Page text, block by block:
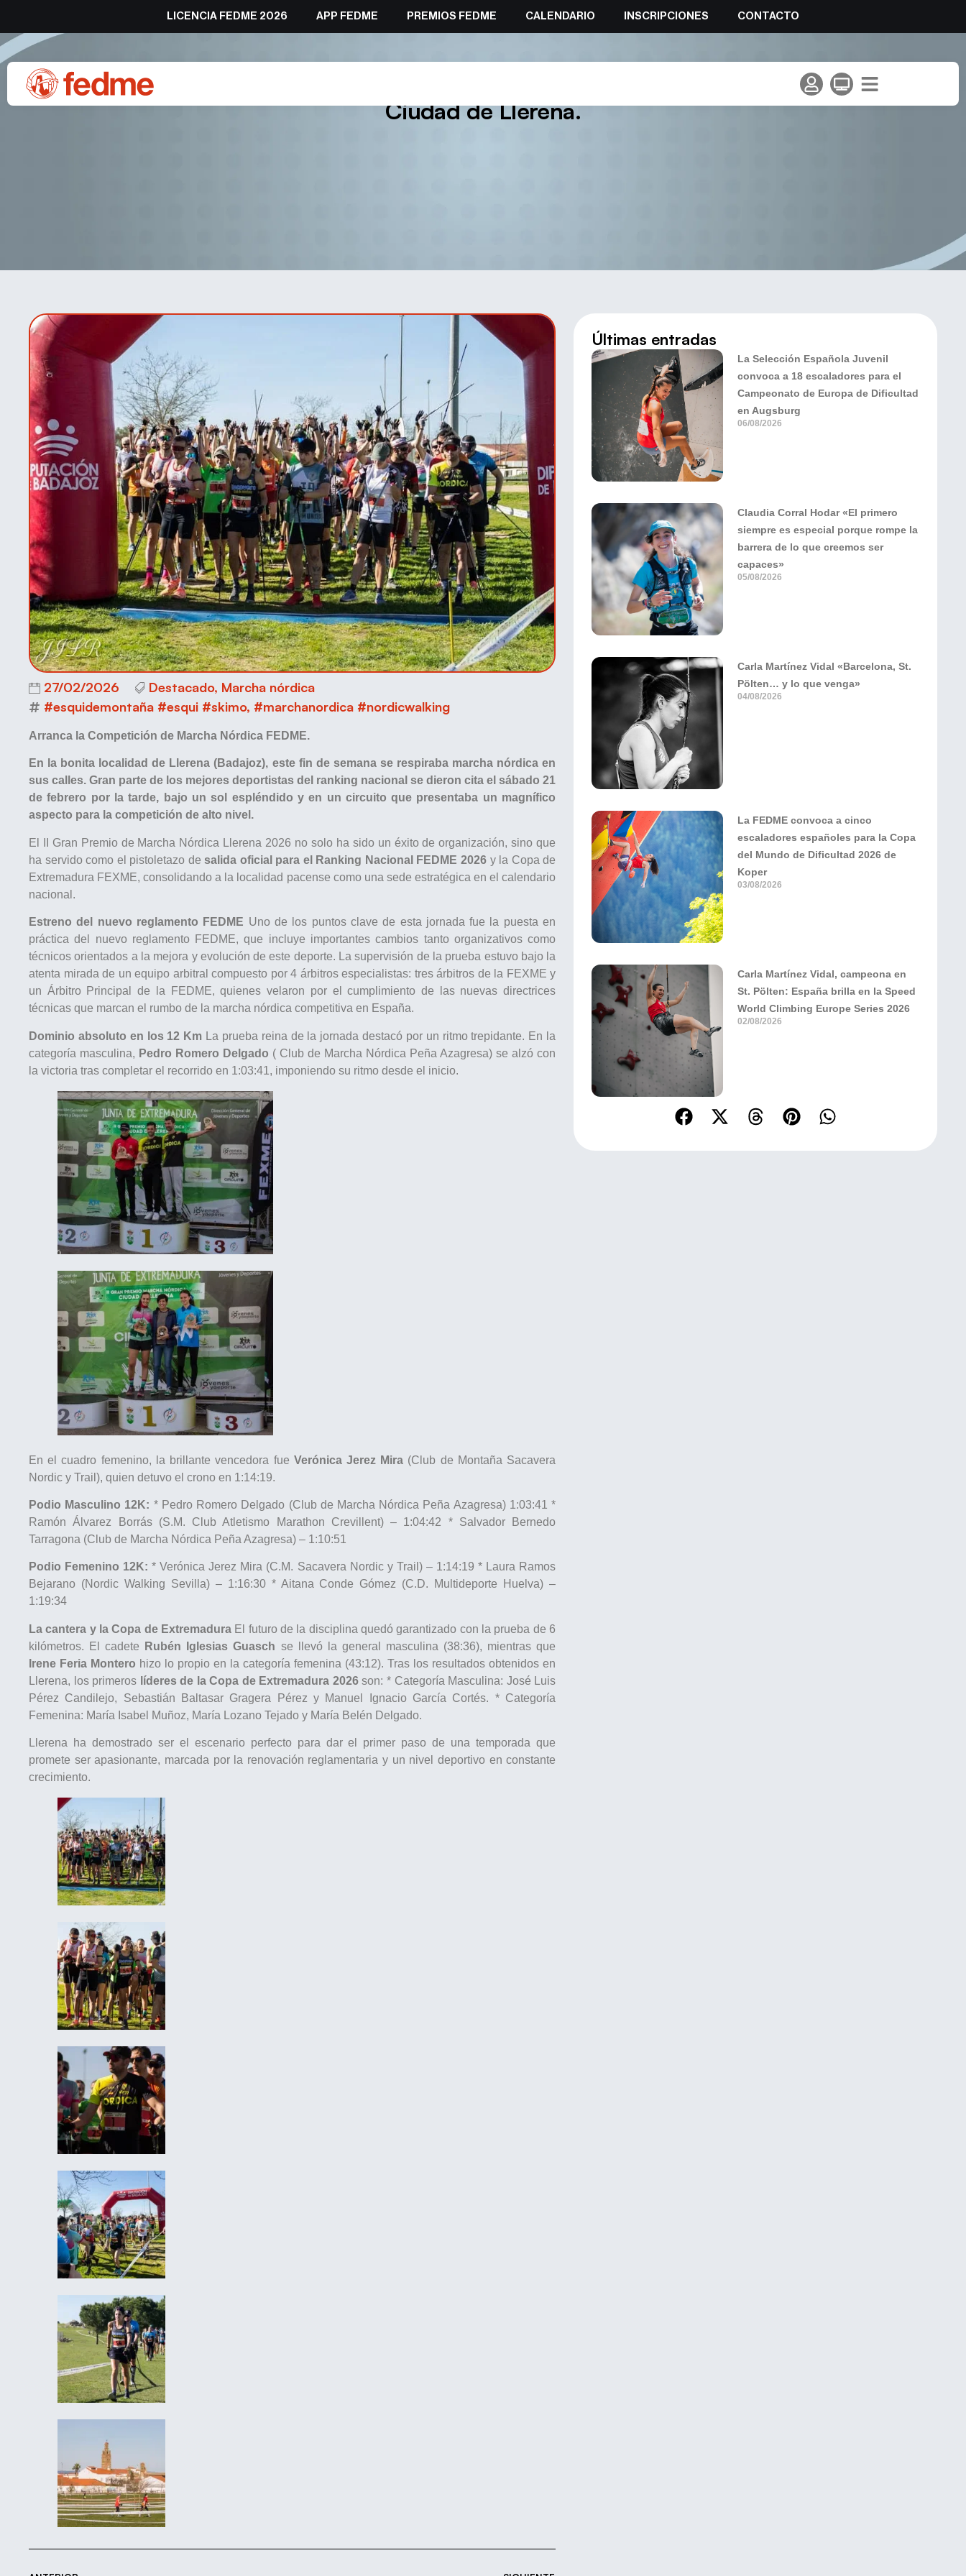
LICENCIA FEDME 2026 APP FEDME PREMIOS FEDME CALENDARIO INSCRIPCIONES CONTACTO
Victoria de Verónica Jeréz y Pedro Romero en el II Gran Premio de Marcha Nórdica
Ciudad de Llerena.
27/02/2026 Destacado, Marcha nórdica
#esquidemontaña #esqui #skimo, #marchanordica #nordicwalking
Arranca la Competición de Marcha Nórdica FEDME.
En la bonita localidad de Llerena (Badajoz), este fin de semana se respiraba marcha nórdica en
sus calles. Gran parte de los mejores deportistas del ranking nacional se dieron cita el sábado 21
de febrero por la tarde, bajo un sol espléndido y en un circuito que presentaba un magnífico
aspecto para la competición de alto nivel.
El II Gran Premio de Marcha Nórdica Llerena 2026 no solo ha sido un éxito de organización, sino que
ha servido como el pistoletazo desalida oficial para el Ranking Nacional FEDME 2026 y la Copa de
Extremadura FEXME, consolidando a la localidad pacense como una sede estratégica en el calendario
nacional.
Estreno del nuevo reglamento FEDME Uno de los puntos clave de esta jornada fue la puesta en
práctica del nuevo reglamento FEDME, que incluye importantes cambios tanto organizativos como
técnicos orientados a la mejora y evolución de este deporte. La supervisión de la prueba estuvo bajo la
atenta mirada de un equipo arbitral compuesto por 4 árbitros especialistas: tres árbitros de la FEXME y
un Árbitro Principal de la FEDME, quienes velaron por el cumplimiento de las nuevas directrices
técnicas que marcan el rumbo de la marcha nórdica competitiva en España.
Dominio absoluto en los 12 Km La prueba reina de la jornada destacó por un ritmo trepidante. En la
categoría masculina, Pedro Romero Delgado ( Club de Marcha Nórdica Peña Azagresa) se alzó con
la victoria tras completar el recorrido en 1:03:41, imponiendo su ritmo desde el inicio.
En el cuadro femenino, la brillante vencedora fue Verónica Jerez Mira (Club de Montaña Sacavera
Nordic y Trail), quien detuvo el crono en 1:14:19.
Podio Masculino 12K: * Pedro Romero Delgado (Club de Marcha Nórdica Peña Azagresa) 1:03:41 *
Ramón Álvarez Borrás (S.M. Club Atletismo Marathon Crevillent) – 1:04:42 * Salvador Bernedo
Tarragona (Club de Marcha Nórdica Peña Azagresa) – 1:10:51
Podio Femenino 12K: * Verónica Jerez Mira (C.M. Sacavera Nordic y Trail) – 1:14:19 * Laura Ramos
Bejarano (Nordic Walking Sevilla) – 1:16:30 * Aitana Conde Gómez (C.D. Multideporte Huelva) –
1:19:34
La cantera y la Copa de Extremadura El futuro de la disciplina quedó garantizado con la prueba de 6
kilómetros. El cadete
Rubén Iglesias Guasch se llevó la general masculina (38:36), mientras que
Irene Feria Montero hizo lo propio en la categoría femenina (43:12). Tras los resultados obtenidos en
Llerena, los primeros líderes de la Copa de Extremadura 2026son: * Categoría Masculina: José Luis
Pérez Candilejo, Sebastián Baltasar Gragera Pérez y Manuel Ignacio García Cortés. * Categoría
Femenina: María Isabel Muñoz, María Lozano Tejado y María Belén Delgado.
Llerena ha demostrado ser el escenario perfecto para dar el primer paso de una temporada que
promete ser apasionante, marcada por la renovación reglamentaria y un nivel deportivo en constante
crecimiento.
Últimas entradas
La Selección Española Juvenil
convoca a 18 escaladores para el
Campeonato de Europa de Dificultad
en Augsburg
06/08/2026
Claudia Corral Hodar «El primero
siempre es especial porque rompe la
barrera de lo que creemos ser
capaces»
05/08/2026
Carla Martínez Vidal «Barcelona, St.
Pölten… y lo que venga»
04/08/2026
La FEDME convoca a cinco
escaladores españoles para la Copa
del Mundo de Dificultad 2026 de
Koper
03/08/2026
Carla Martínez Vidal, campeona en
St. Pölten: España brilla en la Speed
World Climbing Europe Series 2026
02/08/2026